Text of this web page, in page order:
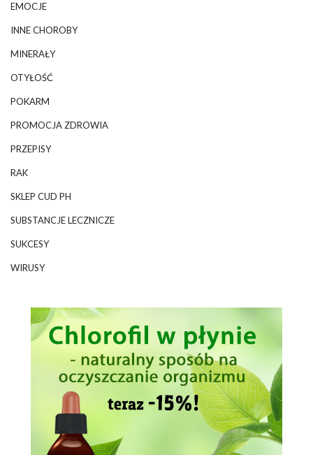
EMOCJE
INNE CHOROBY
MINERAŁY
OTYŁOŚĆ
POKARM
PROMOCJA ZDROWIA
PRZEPISY
RAK
SKLEP CUD PH
SUBSTANCJE LECZNICZE
SUKCESY
WIRUSY